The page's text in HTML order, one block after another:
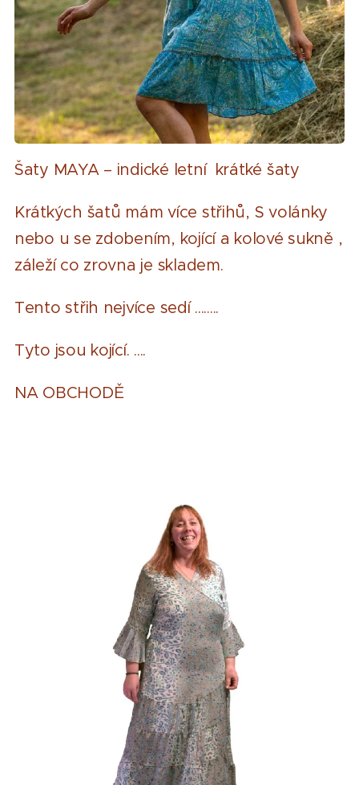
Šaty MAYA – indické letní krátké šaty
Krátkých šatů mám více střihů, S volánky
nebo u se zdobením, kojící a kolové sukně ,
záleží co zrovna je skladem.
Tento střih nejvíce sedí ........
Tyto jsou kojící. ....
NA OBCHODĚ